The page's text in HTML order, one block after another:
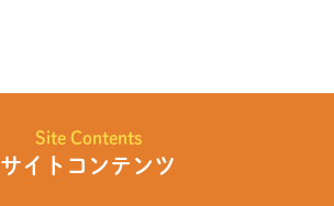
Site Contents
サイトコンテンツ